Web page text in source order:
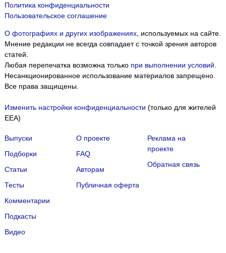
Политика конфиденциальности
Пользовательское соглашение
О фотографиях и других изображениях, используемых на сайте.
Мнение редакции не всегда совпадает с точкой зрения авторов
статей.
Любая перепечатка возможна только при выполнении условий
Несанкционированное использование материалов запрещено.
Все права защищены.
Изменить настройки конфиденциальности (только для жителей
EEA)
Выпуски
Подборки
Статьи
Тесты
Комментарии
Подкасты
Видео
О проекте
FAQ
Авторам
Публичная оферта
Реклама на
проекте
Обратная связь